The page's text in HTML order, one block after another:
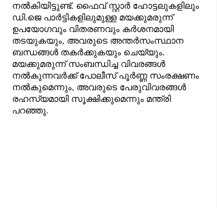
നൽകിയിട്ടുണ്ട്. ഫൈവ് സ്റ്റാർ ഹോട്ടലുകളിലും
ഡി.ജെ പാർട്ടികളിലുമുള്ള മയക്കുമരുന്ന്
ഉപയോഗവും വിതരണവും കർശനമായി
തടയുകയും, അവരുടെ അന്തർസംസ്ഥാന
ബന്ധങ്ങൾ തകർക്കുകയും ചെയ്യും.
മയക്കുമരുന്ന് സംബന്ധിച്ച വിവരങ്ങൾ
നൽകുന്നവർക്ക് പോലീസ് പൂർണ്ണ സംരക്ഷണം
നൽകുമെന്നും, അവരുടെ പേരുവിവരങ്ങൾ
രഹസ്യമായി സൂക്ഷിക്കുമെന്നും മന്ത്രി
പറഞ്ഞു.